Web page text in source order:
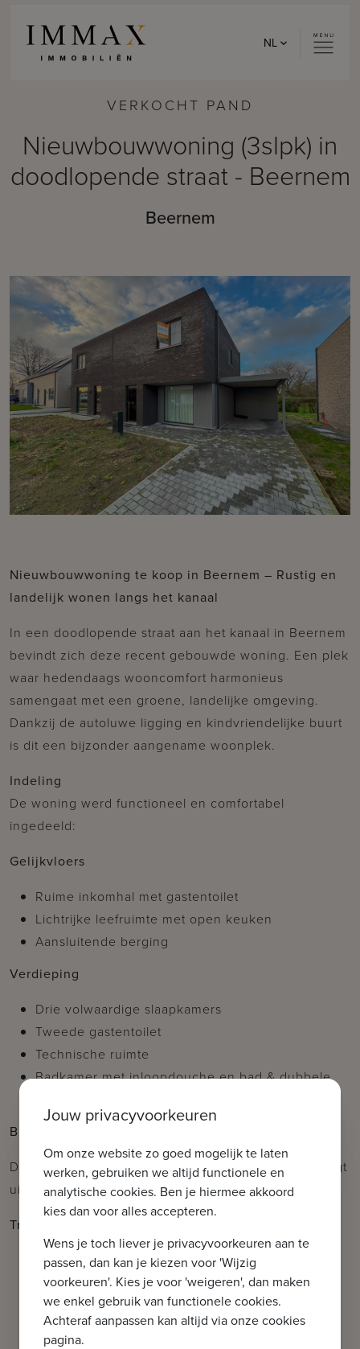
NL
VERKOCHT PAND
Nieuwbouwwoning (3slpk) in
doodlopende straat - Beernem
Beernem
Nieuwbouwwoning te koop in Beernem – Rustig en
landelijk wonen langs het kanaal
In een doodlopende straat aan het kanaal in Beernem
bevindt zich deze recent gebouwde woning. Een plek
waar hedendaags wooncomfort harmonieus
samengaat met een groene, landelijke omgeving.
Dankzij de autoluwe ligging en kindvriendelijke buurt
is dit een bijzonder aangename woonplek.
Indeling
De woning werd functioneel en comfortabel
ingedeeld:
Gelijkvloers
Ruime inkomhal met gastentoilet
Lichtrijke leefruimte met open keuken
Aansluitende berging
Verdieping
Drie volwaardige slaapkamers
Tweede gastentoilet
Technische ruimte
Badkamer met inloopdouche en bad & dubbele
Buitenruimte
De aangelegde tuin met carport en tuinberging nodigt
uit tot ontspannen en genieten van het buitenleven.
Troeven
Rustige ligging in een groene omgeving
Veel natuurlijk licht dankzij grote ramen
Voorzien van zonnepanelen voor een
energiezuinige woonervaring
Jouw privacyvoorkeuren
Om onze website zo goed mogelijk te laten
werken, gebruiken we altijd functionele en
analytische cookies. Ben je hiermee akkoord
kies dan voor alles accepteren.
Wens je toch liever je privacyvoorkeuren aan te
passen, dan kan je kiezen voor 'Wijzig
voorkeuren'. Kies je voor 'weigeren', dan maken
we enkel gebruik van functionele cookies.
Achteraf aanpassen kan altijd via onze cookies
pagina.